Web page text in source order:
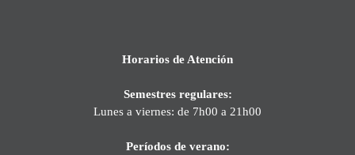
Horarios de Atención
Semestres regulares:
Lunes a viernes: de 7h00 a 21h00
Períodos de verano: